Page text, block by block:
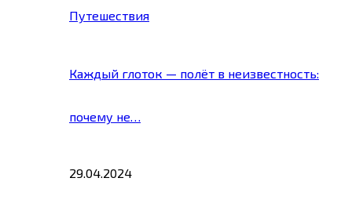
Путешествия
Каждый глоток — полёт в неизвестность:
почему не…
29.04.2024